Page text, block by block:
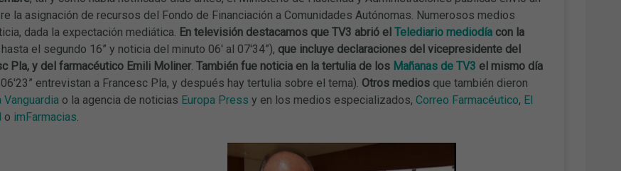
la asignación de recursos del Fondo de Financiación a Comunidades Autónomas. Numerosos medios
dada la expectación mediática. En televisión destacamos que TV3 abrió el Telediario mediodíacon la
el segundo 16” y noticia del minuto 06' al 07'34”), que incluye declaraciones del vicepresidente del
Pla, y del farmacéutico Emili Moliner. También fue noticia en la tertulia de los Mañanas de TV3 el mismo día
entrevistan a Francesc Pla, y después hay tertulia sobre el tema). Otros mediosque también dieron
Vanguardiao la agencia de noticias Europa Press y en los medios especializados, Correo Farmacéutico, El
o imFarmacias.